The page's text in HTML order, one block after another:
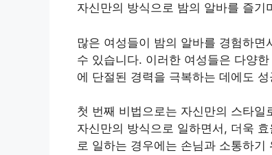
자신만의 방식으로 밤의 알바를 즐기
많은 여성들이 밤의 알바를 경험하
수 있습니다. 이러한 여성들은 다양
에 단절된 경력을 극복하는 데에도
첫 번째 비법으로는 자신만의 스타
자신만의 방식으로 일하면서, 더욱
로 일하는 경우에는 손님과 소통하